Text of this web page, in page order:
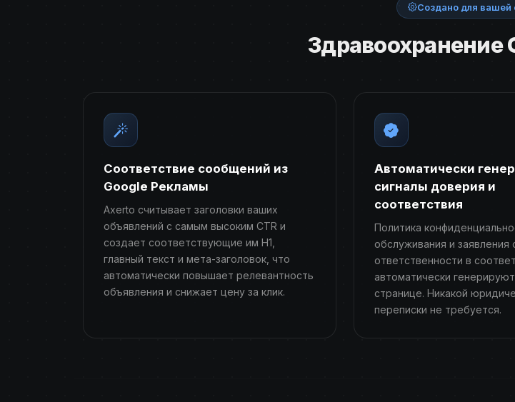
Создано для вашей
Здравоохранение
Соответствие сообщений из
Google Рекламы
Axerto считывает заголовки ваших
объявлений с самым высоким CTR и
создает соответствующие им H1,
главный текст и мета-заголовок, что
автоматически повышает релевантность
объявления и снижает цену за клик.
Автоматически
сигналы доверия и
соответствия
Политика
обслуживания и заявления
ответственности в
автоматически
странице. Никакой
переписки не требуется.